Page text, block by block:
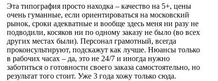
Эта типография просто находка – качество на 5+, цены
очень гуманные, если ориентироваться на московский
рынок, сроки адекватные и вообще здесь меня ни разу не
подводили, косяков ни по одному заказу не было (во всех
других местах были). Персонал грамотный, всегда
проконсультируют, подскажут как лучше. Нюансы только
в рабочих часах – да, это не 24/7 и иногда нужно
заботиться о готовности своего заказа самостоятельно, но
результат того стоит. Уже 3 года хожу только сюда.